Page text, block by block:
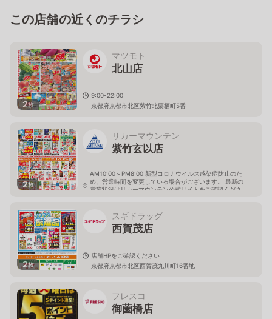
この店舗の近くのチラシ
2枚
マツモト
北山店
9:00-22:00
京都府京都市北区紫竹北栗栖町5番
2枚
リカーマウンテン
紫竹玄以店
AM10:00～PM8:00 新型コロナウイルス感染症防止のた
め、営業時間を変更している場合がございます。 最新の
営業状況はリカーマウンテン公式サイトをご確認くださ
2枚
スギドラッグ
西賀茂店
店舗HPをご確認ください
京都府京都市北区西賀茂丸川町16番地
フレスコ
御薗橋店